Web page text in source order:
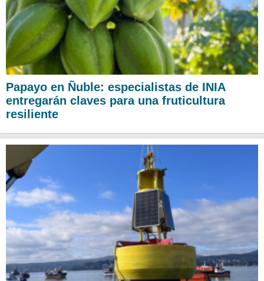
Papayo en Ñuble: especialistas de INIA
entregarán claves para una fruticultura
resiliente